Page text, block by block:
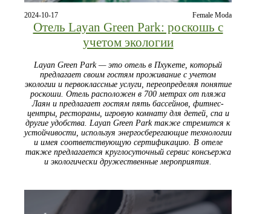
2024-10-17 Female Moda
Отель Layan Green Park: роскошь с
учетом экологии
Layan Green Park — это отель в Пхукете, который
предлагает своим гостям проживание с учетом
экологии и первоклассные услуги, переопределяя понятие
роскоши. Отель расположен в 700 метрах от пляжа
Лаян и предлагает гостям пять бассейнов, фитнес-
центры, рестораны, игровую комнату для детей, спа и
другие удобства. Layan Green Park также стремится к
устойчивости, используя энергосберегающие технологии
и имея соответствующую сертификацию. В отеле
также предлагается круглосуточный сервис консьержа
и экологически дружественные мероприятия.